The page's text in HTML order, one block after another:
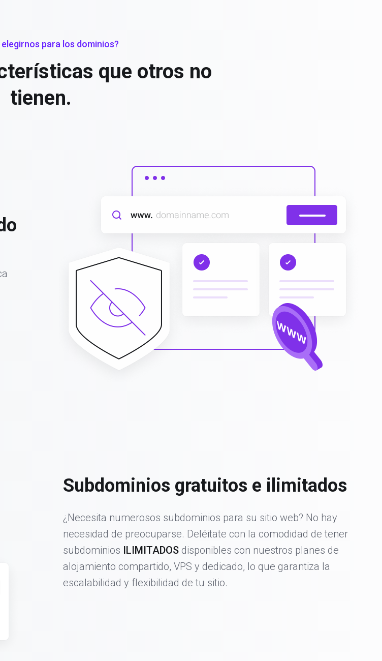
elegirnos para los dominios?
que otros no
tienen.
Subdominios gratuitos e ilimitados
¿Necesita numerosos subdominios para su sitio web? No hay
necesidad de preocuparse. Deléitate con la comodidad de tener
subdominios ILIMITADOS disponibles con nuestros planes de
alojamiento compartido, VPS y dedicado, lo que garantiza la
escalabilidad y flexibilidad de tu sitio.